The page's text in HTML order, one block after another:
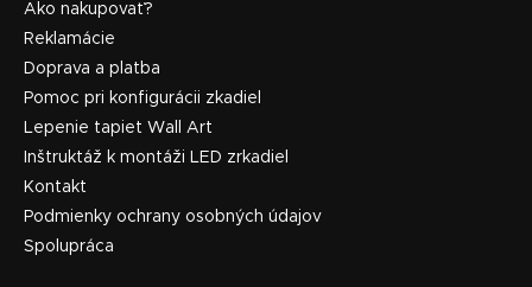
Ako nakupovať?
Reklamácie
Doprava a platba
Pomoc pri konfigurácii zkadiel
Lepenie tapiet Wall Art
Inštruktáž k montáži LED zrkadiel
Kontakt
Podmienky ochrany osobných údajov
Spolupráca